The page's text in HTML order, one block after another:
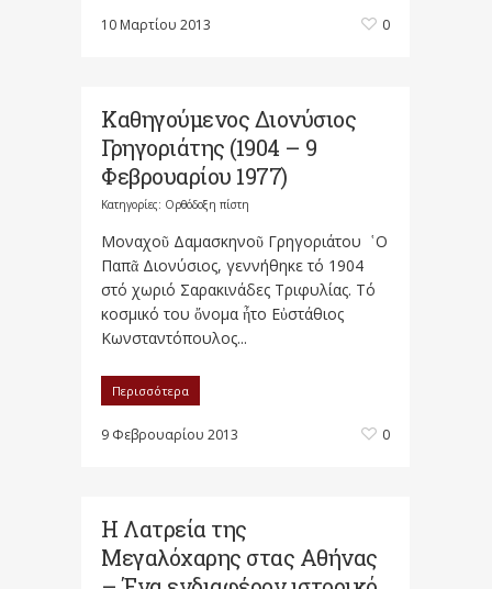
10 Μαρτίου 2013 0
Καθηγούμενος Διονύσιος
Γρηγοριάτης (1904 – 9
Φεβρουαρίου 1977)
Κατηγορίες: Ορθόδοξη πίστη
Μοναχοῦ Δαμασκηνοῦ Γρηγοριάτου ῾Ο
Παπᾶ Διονύσιος, γεννήθηκε τό 1904
στό χωριό Σαρακινάδες Τριφυλίας. Τό
κοσμικό του ὄνομα ἦτο Εὐστάθιος
Κωνσταντόπουλος...
Περισσότερα
9 Φεβρουαρίου 2013 0
Η Λατρεία της
Μεγαλόχαρης στας Αθήνας